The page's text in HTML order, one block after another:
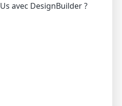
avec DesignBuilder ?